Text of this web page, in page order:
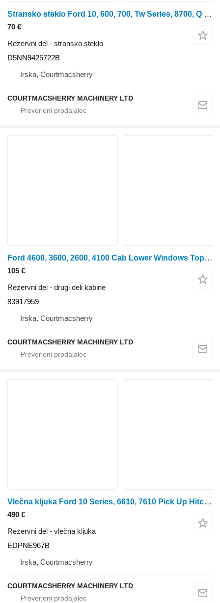
Stransko steklo Ford 10, 600, 700, Tw Series, 8700, Q Cab Rear Side Glass Lhs D5nn942 D5NN9425722B
70 €
Rezervni del - stransko steklo
D5NN9425722B
Irska, Courtmacsherry
COURTMACSHERRY MACHINERY LTD
Ford 4600, 3600, 2600, 4100 Cab Lower Windows Top Hinge 83917959 za traktor na kolesih
105 €
Rezervni del - drugi deli kabine
83917959
Irska, Courtmacsherry
COURTMACSHERRY MACHINERY LTD
Vlečna kljuka Ford 10 Series, 6610, 7610 Pick Up Hitch Body Edpne967b EDPNE967B
490 €
Rezervni del - vlečna kljuka
EDPNE967B
Irska, Courtmacsherry
COURTMACSHERRY MACHINERY LTD